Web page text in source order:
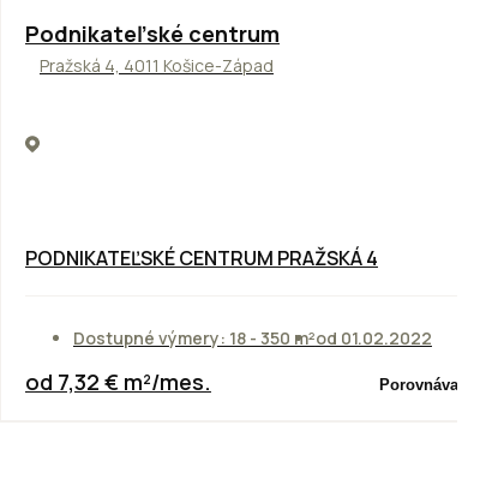
ODPORÚČAME
Podnikateľské centrum
Pražská 4, 4011 Košice-Západ
PODNIKATEĽSKÉ CENTRUM PRAŽSKÁ 4
Dostupné výmery: 18 - 350 m²od 01.02.2022
od 7,32 € m²/mes. Porovnávač